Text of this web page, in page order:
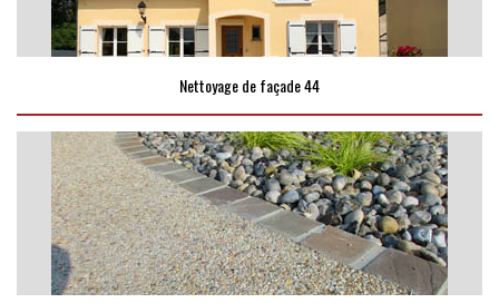
Nettoyage de façade 44